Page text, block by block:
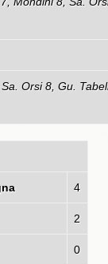
Orsi 8, Gu.
4
2
0